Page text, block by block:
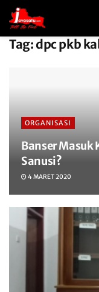
Tag: dpc pkb
ORGANISASI
Banser Masuk
Sanusi?
4 MARET 2020